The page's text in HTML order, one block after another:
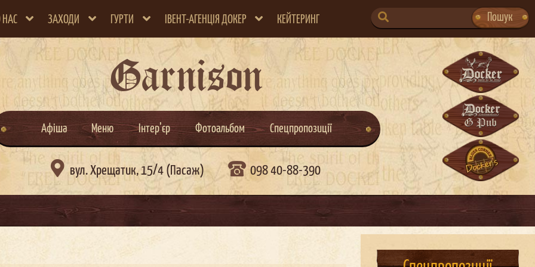
НАС ЗАХОДИ ГУРТИ ІВЕНТ-АГЕНЦІЯ ДОКЕР КЕЙТЕРИНГ
SEARCH
FOR:
Пошук
Garnison
Афіша Меню Інтер’єр Фотоальбом Спецпропозиції
 вул. Хрещатик, 15/4 (Пасаж) 098 40-88-390